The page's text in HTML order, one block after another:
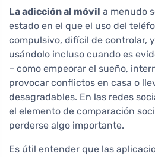
La adicción al móvil a menudo
estado en el que el uso del
compulsivo, difícil de controlar,
usándolo incluso cuando es
– como empeorar el sueño,
provocar conflictos en casa o
desagradables. En las redes
el elemento de comparación
perderse algo importante.
Es útil entender que las